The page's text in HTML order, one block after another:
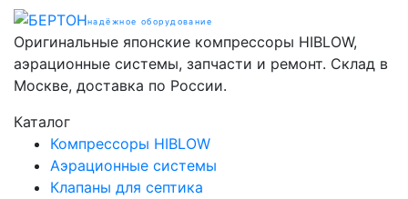
надёжное оборудование
Оригинальные японские компрессоры HIBLOW,
аэрационные системы, запчасти и ремонт. Склад в
Москве, доставка по России.
Каталог
Компрессоры HIBLOW
Аэрационные системы
Клапаны для септика